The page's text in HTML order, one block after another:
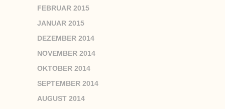
FEBRUAR 2015
JANUAR 2015
DEZEMBER 2014
NOVEMBER 2014
OKTOBER 2014
SEPTEMBER 2014
AUGUST 2014